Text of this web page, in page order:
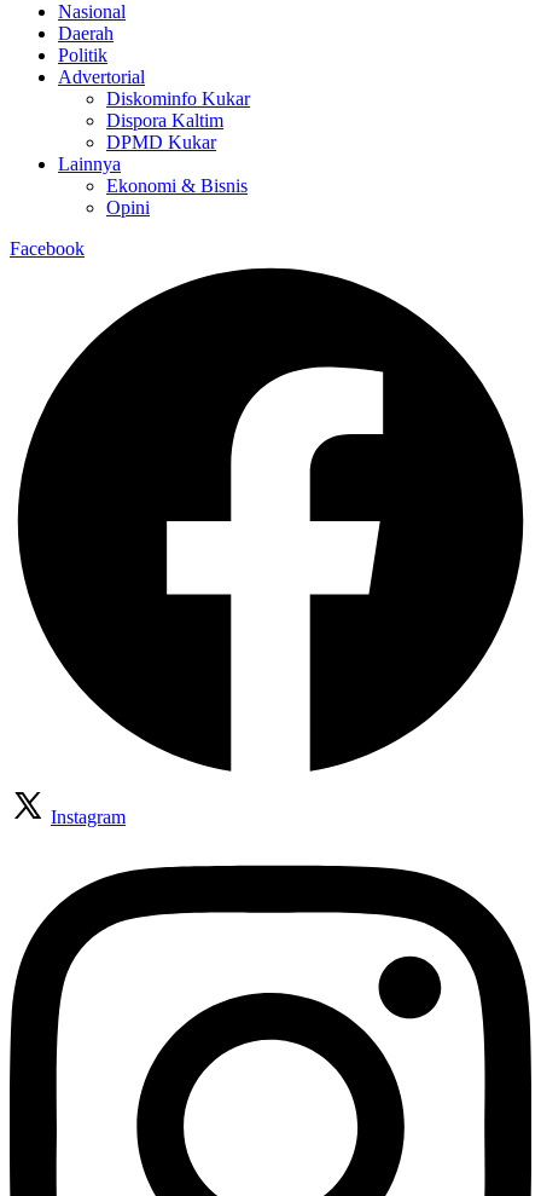
Nasional
Daerah
Politik
Advertorial
Diskominfo Kukar
Dispora Kaltim
DPMD Kukar
Lainnya
Ekonomi & Bisnis
Opini
Facebook
Instagram